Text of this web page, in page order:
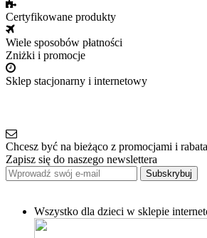
Certyfikowane produkty
Wiele sposobów płatności
Zniżki i promocje
Sklep stacjonarny i internetowy
Chcesz być na bieżąco z promocjami i
Zapisz się do naszego newslettera
Subskrybuj
Wszystko dla dzieci w sklepie